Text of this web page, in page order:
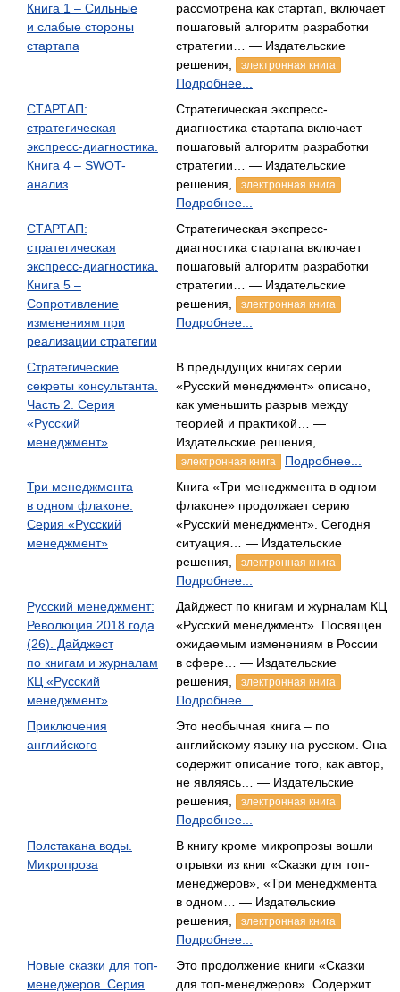
Книга 1 – Сильные
и слабые стороны
стартапа
рассмотрена как стартап, включает
пошаговый алгоритм разработки
стратегии… — Издательские
решения,
электронная книга
Подробнее...
СТАРТАП:
стратегическая
экспресс-диагностика.
Книга 4 – SWOT-
анализ
Стратегическая экспресс-
диагностика стартапа включает
пошаговый алгоритм разработки
стратегии… — Издательские
решения,
электронная книга
Подробнее...
СТАРТАП:
стратегическая
экспресс-диагностика.
Книга 5 –
Сопротивление
изменениям при
реализации стратегии
Стратегическая экспресс-
диагностика стартапа включает
пошаговый алгоритм разработки
стратегии… — Издательские
решения,
электронная книга
Подробнее...
Стратегические
секреты консультанта.
Часть 2. Серия
«Русский
менеджмент»
В предыдущих книгах серии
«Русский менеджмент» описано,
как уменьшить разрыв между
теорией и практикой… —
Издательские решения,
электронная книга
Подробнее...
Три менеджмента
в одном флаконе.
Серия «Русский
менеджмент»
Книга «Три менеджмента в одном
флаконе» продолжает серию
«Русский менеджмент». Сегодня
ситуация… — Издательские
решения,
электронная книга
Подробнее...
Русский менеджмент:
Революция 2018 года
(26). Дайджест
по книгам и журналам
КЦ «Русский
менеджмент»
Дайджест по книгам и журналам КЦ
«Русский менеджмент». Посвящен
ожидаемым изменениям в России
в сфере… — Издательские
решения,
электронная книга
Подробнее...
Приключения
английского
Это необычная книга – по
английскому языку на русском. Она
содержит описание того, как автор,
не являясь… — Издательские
решения,
электронная книга
Подробнее...
Полстакана воды.
Микропроза
В книгу кроме микропрозы вошли
отрывки из книг «Сказки для топ-
менеджеров», «Три менеджмента
в одном… — Издательские
решения,
электронная книга
Подробнее...
Новые сказки для топ-
менеджеров. Серия
Это продолжение книги «Сказки
для топ-менеджеров». Содержит